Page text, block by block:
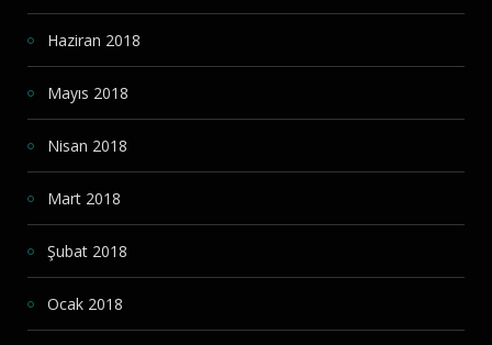
Haziran 2018
Mayıs 2018
Nisan 2018
Mart 2018
Şubat 2018
Ocak 2018